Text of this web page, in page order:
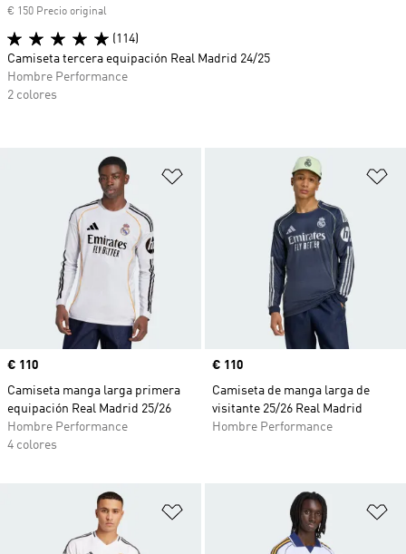
Añadir a la lista de deseos
Precio
€ 110
Camiseta manga larga primera
equipación Real Madrid 25/26
Hombre Performance
4 colores
Precio
€ 110
Camiseta de manga larga de
visitante 25/26 Real Madrid
Hombre Performance
Añadir a la lista de deseos
€ 150 Precio original
(114)
Camiseta tercera equipación Real Madrid 24/25
Hombre Performance
2 colores